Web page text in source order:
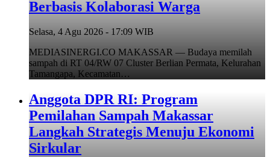
Berbasis Kolaborasi Warga
Selasa, 4 Agu 2026 - 17:09 WIB
MEDIASINERGI.CO MAKASSAR — Budaya memilah
sampah di RT 04/RW 07 Cluster Berlian Permata, Kelurahan
Tamangapa, Kecamatan…
Anggota DPR RI: Program
Pemilahan Sampah Makassar
Langkah Strategis Menuju Ekonomi
Sirkular